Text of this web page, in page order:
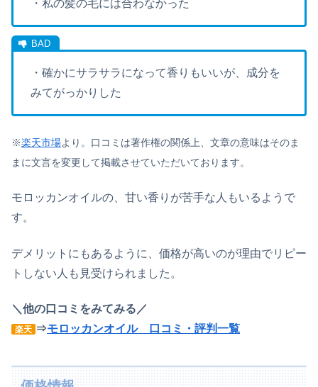
・私の髪の毛には合わなかった
・確かにサラサラになって香りもいいが、成分を
みてがっかりした
※楽天市場より。口コミは著作権の関係上、文章の意味はそのま
まに文言を変更して掲載させていただいております。
モロッカンオイルの、甘い香りが苦手な人もいるようで
す。
デメリットにもあるように、価格が高いのが理由でリピー
トしない人も見受けられました。
＼他の口コミをみてみる／
楽天 ⇒モロッカンオイル 口コミ・評判一覧